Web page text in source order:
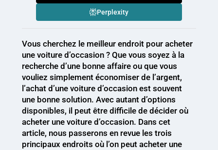
Perplexity
Vous cherchez le meilleur endroit pour acheter
une voiture d’occasion ? Que vous soyez à la
recherche d’une bonne affaire ou que vous
vouliez simplement économiser de l’argent,
l’achat d’une voiture d’occasion est souvent
une bonne solution. Avec autant d’options
disponibles, il peut être difficile de décider où
acheter une voiture d’occasion. Dans cet
article, nous passerons en revue les trois
principaux endroits où l’on peut acheter une